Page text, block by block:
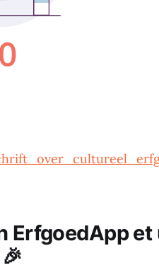
ErfgoedApp et